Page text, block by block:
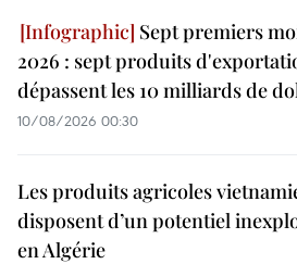
Sept premiers
2026 : sept produits
dépassent les 10 milliards de
10/08/2026 00:30
Les produits agricoles
disposent d’un potentiel
en Algérie